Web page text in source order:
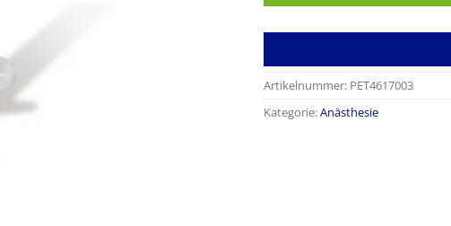
Artikelnummer: PET4617003
Kategorie:Anästhesie